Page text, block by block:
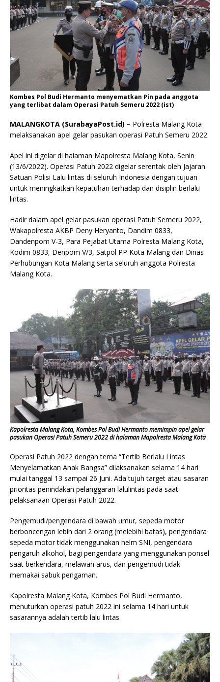
Kombes Pol Budi Hermanto menyematkan Pin pada anggota
yang terlibat dalam Operasi Patuh Semeru 2022 (ist)
MALANGKOTA (SurabayaPost.id) – Polresta Malang Kota
melaksanakan apel gelar pasukan operasi Patuh Semeru 2022.
Apel ini digelar di halaman Mapolresta Malang Kota, Senin
(13/6/2022). Operasi Patuh 2022 digelar serentak oleh Jajaran
Satuan Polisi Lalu lintas di seluruh Indonesia dengan tujuan
untuk meningkatkan kepatuhan terhadap dan disiplin berlalu
lintas.
Hadir dalam apel gelar pasukan operasi Patuh Semeru 2022,
Wakapolresta AKBP Deny Heryanto, Dandim 0833,
Dandenpom V-3, Para Pejabat Utama Polresta Malang Kota,
Kodim 0833, Denpom V/3, Satpol PP Kota Malang dan Dinas
Perhubungan Kota Malang serta seluruh anggota Polresta
Malang Kota.
Kapolresta Malang Kota, Kombes Pol Budi Hermanto memimpin apel gelar
pasukan Operasi Patuh Semeru 2022 di halaman Mapolresta Malang Kota
Operasi Patuh 2022 dengan tema “Tertib Berlalu Lintas
Menyelamatkan Anak Bangsa” dilaksanakan selama 14 hari
mulai tanggal 13 sampai 26 Juni. Ada tujuh target atau sasaran
prioritas penindakan pelanggaran lalulintas pada saat
pelaksanaan Operasi Patuh 2022.
Pengemudi/pengendara di bawah umur, sepeda motor
berboncengan lebih dari 2 orang (melebihi batas), pengendara
sepeda motor tidak menggunakan helm SNI, pengendara
pengaruh alkohol, bagi pengendara yang menggunakan ponsel
saat berkendara, melawan arus, dan pengemudi tidak
memakai sabuk pengaman.
Kapolresta Malang Kota, Kombes Pol Budi Hermanto,
menuturkan operasi patuh 2022 ini selama 14 hari untuk
sasarannya adalah tertib lalu lintas.